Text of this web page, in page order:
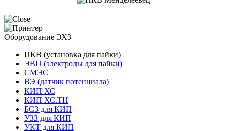
Оборудование ЭХЗ
ПКВ (установка для пайки)
ЭВП (электроды для пайки)
СМЭС
ВЭ (датчик потенциала)
КИП ХС
КИП ХС.ТН
БСЗ для КИП
УЗЗ для КИП
УКТ для КИП